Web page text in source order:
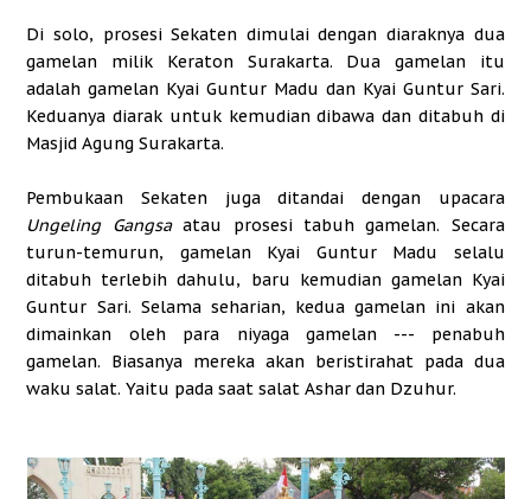
Di solo, prosesi Sekaten dimulai dengan diaraknya dua
gamelan milik Keraton Surakarta. Dua gamelan itu
adalah gamelan Kyai Guntur Madu dan Kyai Guntur Sari.
Keduanya diarak untuk kemudian dibawa dan ditabuh di
Masjid Agung Surakarta.
Pembukaan Sekaten juga ditandai dengan upacara
Ungeling Gangsaatau prosesi tabuh gamelan. Secara
turun-temurun, gamelan Kyai Guntur Madu selalu
ditabuh terlebih dahulu, baru kemudian gamelan Kyai
Guntur Sari. Selama seharian, kedua gamelan ini akan
dimainkan oleh para niyaga gamelan --- penabuh
gamelan. Biasanya mereka akan beristirahat pada dua
waku salat. Yaitu pada saat salat Ashar dan Dzuhur.